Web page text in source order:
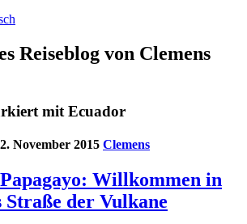
Reiseblog von Clemens
mit Ecuador
November 2015 Clemens
Willkommen in
Straße der Vulkane